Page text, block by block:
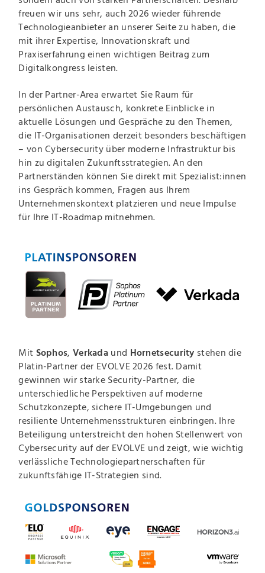
freuen wir uns sehr, auch 2026 wieder führende
Technologieanbieter an unserer Seite zu haben, die
mit ihrer Expertise, Innovationskraft und
Praxiserfahrung einen wichtigen Beitrag zum
Digitalkongress leisten.
In der Partner-Area erwartet Sie Raum für
persönlichen Austausch, konkrete Einblicke in
aktuelle Lösungen und Gespräche zu den Themen,
die IT-Organisationen derzeit besonders beschäftigen
– von Cybersecurity über moderne Infrastruktur bis
hin zu digitalen Zukunftsstrategien. An den
Partnerständen können Sie direkt mit Spezialist:innen
ins Gespräch kommen, Fragen aus Ihrem
Unternehmenskontext platzieren und neue Impulse
für Ihre IT-Roadmap mitnehmen.
Mit Sophos, Verkada und Hornetsecurity stehen die
Platin-Partner der EVOLVE 2026 fest. Damit
gewinnen wir starke Security-Partner, die
unterschiedliche Perspektiven auf moderne
Schutzkonzepte, sichere IT-Umgebungen und
resiliente Unternehmensstrukturen einbringen. Ihre
Beteiligung unterstreicht den hohen Stellenwert von
Cybersecurity auf der EVOLVE und zeigt, wie wichtig
verlässliche Technologiepartnerschaften für
zukunftsfähige IT-Strategien sind.